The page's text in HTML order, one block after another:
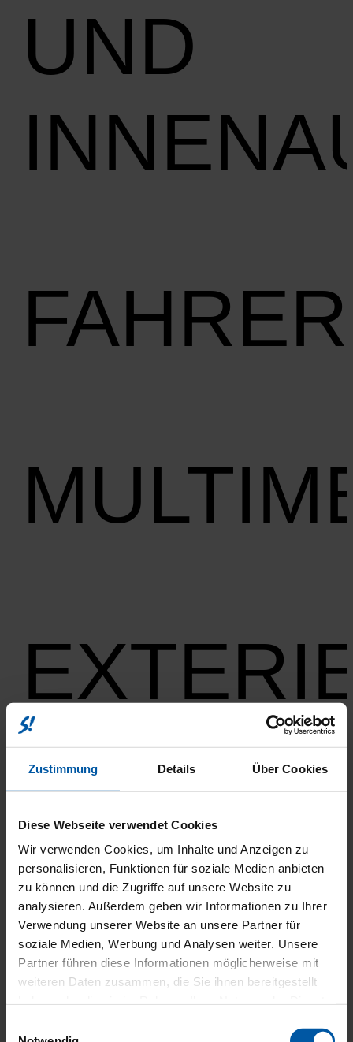
Zustimmung Details Über Cookies
Diese Webseite verwendet Cookies
Wir verwenden Cookies, um Inhalte und Anzeigen zu
personalisieren, Funktionen für soziale Medien anbieten
zu können und die Zugriffe auf unsere Website zu
analysieren. Außerdem geben wir Informationen zu Ihrer
Verwendung unserer Website an unsere Partner für
soziale Medien, Werbung und Analysen weiter. Unsere
Partner führen diese Informationen möglicherweise mit
weiteren Daten zusammen, die Sie ihnen bereitgestellt
UND
RÄDER
UND